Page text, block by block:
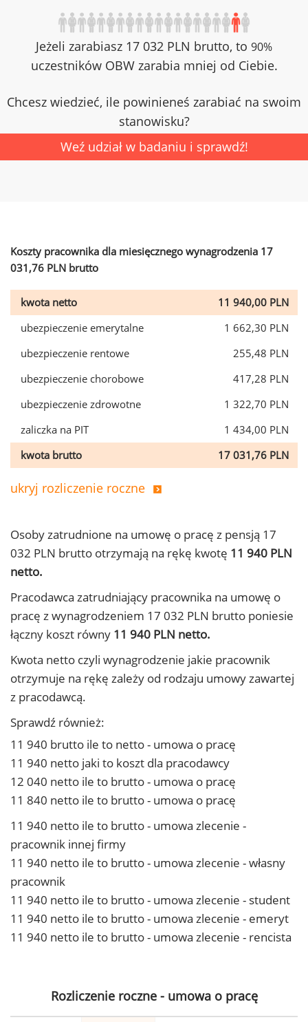
Jeżeli zarabiasz 17 032 PLN brutto, to 90%
uczestników OBW zarabia mniej od Ciebie.
Chcesz wiedzieć, ile powinieneś zarabiać na swoim
stanowisku?
Weź udział w badaniu i sprawdź!
Koszty pracownika dla miesięcznego wynagrodzenia 17
031,76 PLN brutto
kwota netto
11 940,00 PLN
ubezpieczenie emerytalne
1 662,30 PLN
ubezpieczenie rentowe
255,48 PLN
ubezpieczenie chorobowe
417,28 PLN
ubezpieczenie zdrowotne
1 322,70 PLN
zaliczka na PIT
1 434,00 PLN
kwota brutto
17 031,76 PLN
ukryj rozliczenie roczne
Osoby zatrudnione na umowę o pracę z pensją 17
032 PLN brutto otrzymają na rękę kwotę 11 940 PLN
netto.
Pracodawca zatrudniający pracownika na umowę o
pracę z wynagrodzeniem 17 032 PLN brutto poniesie
łączny koszt równy 11 940 PLN netto.
Kwota netto czyli wynagrodzenie jakie pracownik
otrzymuje na rękę zależy od rodzaju umowy zawartej
z pracodawcą.
Sprawdź również:
11 940 brutto ile to netto - umowa o pracę
11 940 netto jaki to koszt dla pracodawcy
12 040 netto ile to brutto - umowa o pracę
11 840 netto ile to brutto - umowa o pracę
11 940 netto ile to brutto - umowa zlecenie -
pracownik innej firmy
11 940 netto ile to brutto - umowa zlecenie - własny
pracownik
11 940 netto ile to brutto - umowa zlecenie - student
11 940 netto ile to brutto - umowa zlecenie - emeryt
11 940 netto ile to brutto - umowa zlecenie - rencista
Rozliczenie roczne - umowa o pracę